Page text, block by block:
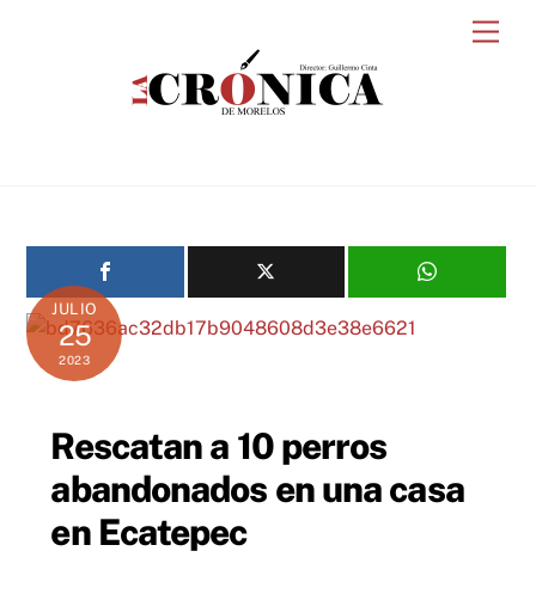
JULIO
25
2023
Rescatan a 10 perros
abandonados en una casa
en Ecatepec